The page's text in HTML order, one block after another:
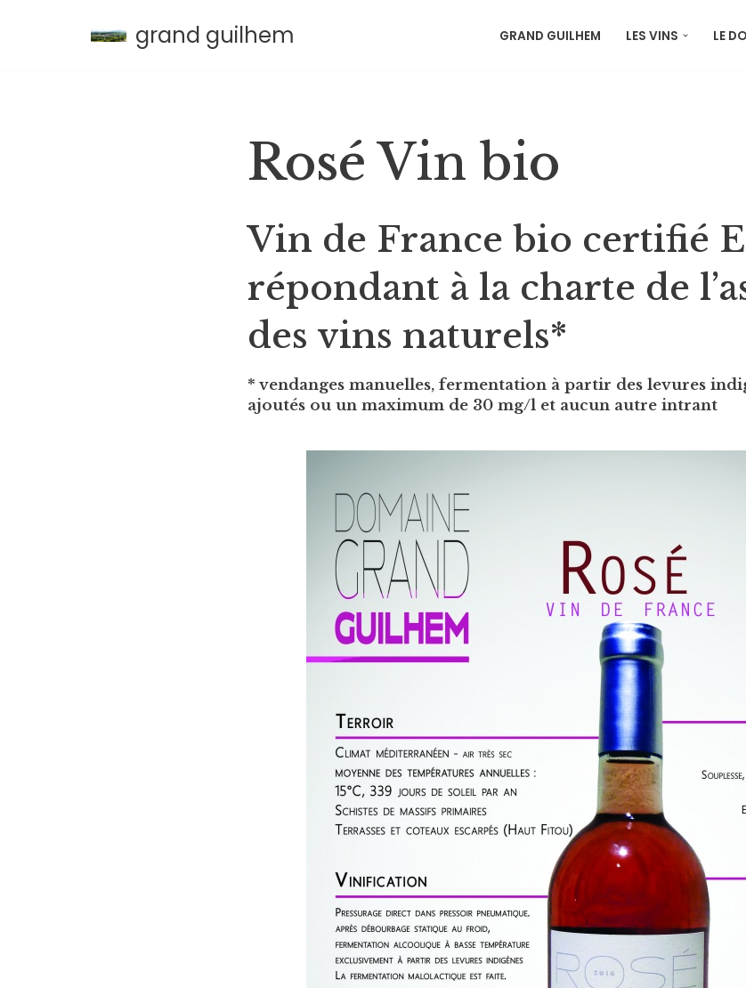
grand guilhem GRAND GUILHEM LES VINS LE
Rosé Vin bio
Vin de France bio certifié
répondant à la charte de
des vins naturels*
* vendanges manuelles, fermentation à partir des levures
ajoutés ou un maximum de 30 mg/l et aucun autre intrant